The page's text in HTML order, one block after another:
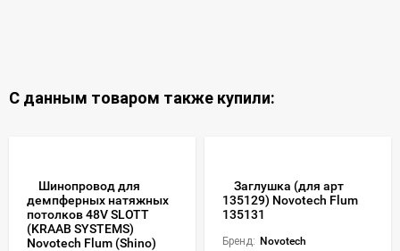
С данным товаром также купили:
Шинопровод для
демпферных натяжных
потолков 48V SLOTT
(KRAAB SYSTEMS)
Novotech Flum (Shino)
Заглушка (для арт
135129) Novotech Flum
135131
Бренд: Novotech